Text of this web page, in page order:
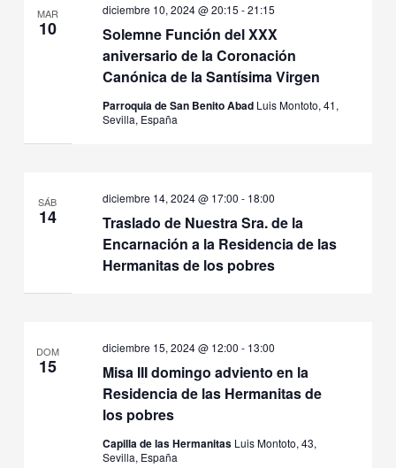
MAR
10
Solemne Función del XXX
aniversario de la Coronación
Canónica de la Santísima Virgen
diciembre 10, 2024 @ 20:15 -21:15
Parroquia de San Benito Abad Luis Montoto, 41,
Sevilla, España
SÁB
14
Traslado de Nuestra Sra. de la
Encarnación a la Residencia de las
Hermanitas de los pobres
diciembre 14, 2024 @ 17:00 - 18:00
DOM
15
Misa III domingo adviento en la
Residencia de las Hermanitas de
los pobres
diciembre 15, 2024 @ 12:00 - 13:00
Capilla de las Hermanitas Luis Montoto, 43,
Sevilla, España